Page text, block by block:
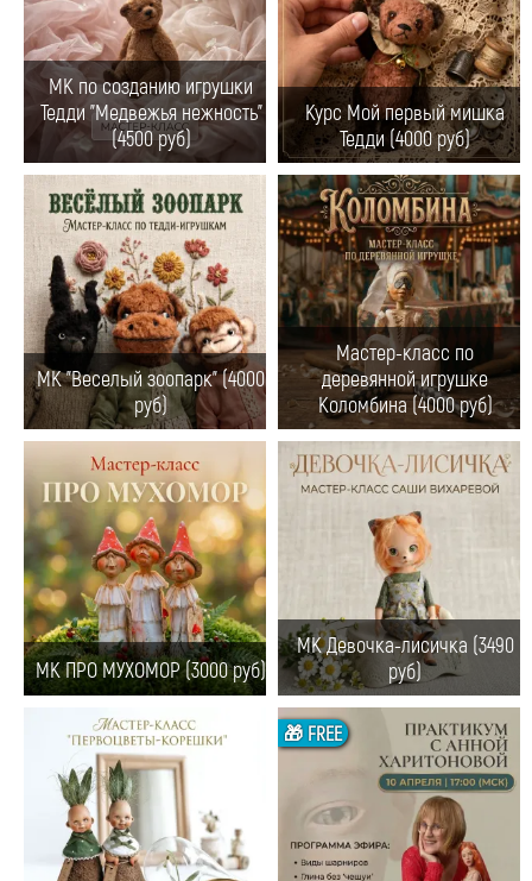
МК по созданию игрушки
Тедди "Медвежья нежность"
(4500 руб)
Курс Мой первый мишка
Тедди (4000 руб)
МК "Веселый зоопарк" (4000
руб)
Мастер-класс по
деревянной игрушке
Коломбина (4000 руб)
МК ПРО МУХОМОР (3000 руб)
МК Девочка-лисичка (3490
руб)
🎁 FREE